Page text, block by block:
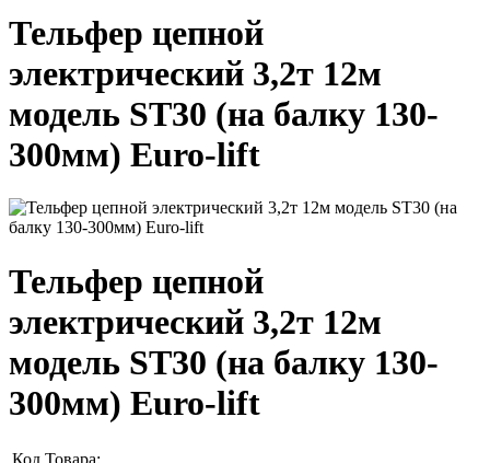
Тельфер цепной
электрический 3,2т 12м
модель ST30 (на балку 130-
300мм) Euro-lift
Тельфер цепной
электрический 3,2т 12м
модель ST30 (на балку 130-
300мм) Euro-lift